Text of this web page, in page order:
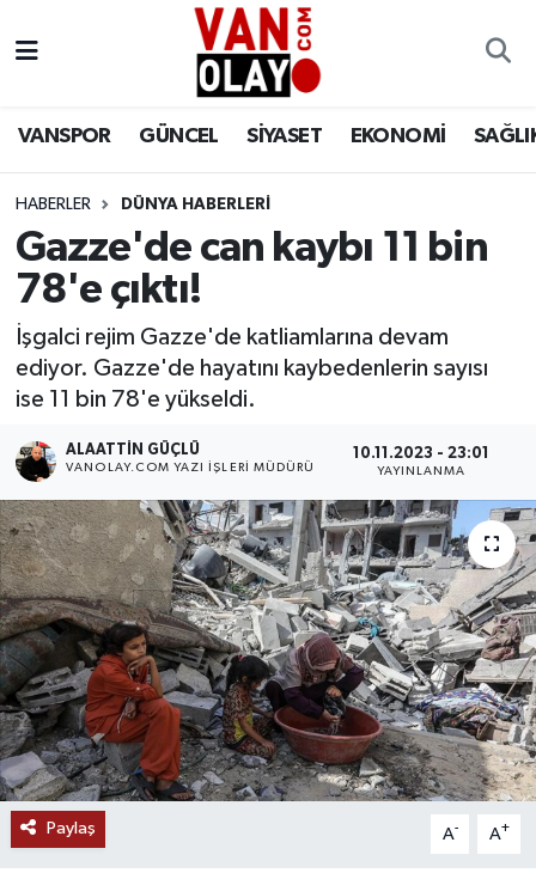
VANSPOR GÜNCEL SİYASET EKONOMİ
HABERLER DÜNYA HABERLERİ
Gazze'de can kaybı 11 bin
78'e çıktı!
İşgalci rejim Gazze'de katliamlarına devam
ediyor. Gazze'de hayatını kaybedenlerin sayısı
ise 11 bin 78'e yükseldi.
ALAATTIN GÜÇLÜ
VANOLAY.COM YAZI İŞLERI MÜDÜRÜ
10.11.2023 - 23:01
YAYINLANMA
Paylaş A- A+
Siyaset
Ekonomi
Sağlık
Eğitim
Bilim & Teknoloji
Dünya
RESMİ İLANLAR
Van Nöbetçi Eczaneler
Van Namaz Vakitleri
Van Trafik Yoğunluk Haritası
Süper Lig Puan Durumu ve Fikstür
Tüm Manşetler
Son Dakika Haberleri
Haber Arşivi